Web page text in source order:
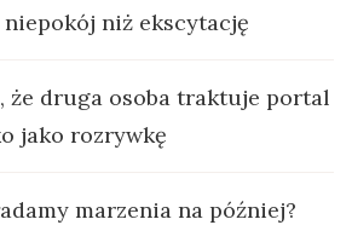
niż ekscytację
że druga osoba traktuje portal
jako rozrywkę
marzenia na później?